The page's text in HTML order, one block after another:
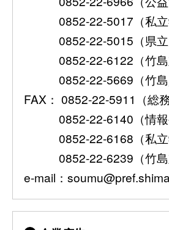
0852-22-5017（私立
0852-22-5015（県立
0852-22-6122（竹島
0852-22-5669（竹島
FAX： 0852-22-5911（総
0852-22-6140（情報
0852-22-6168（私立
0852-22-6239（竹島
e-mail：